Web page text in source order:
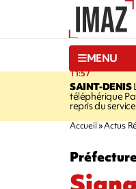
MENU
11:57
SAINT-DENIS
téléphérique
repris du service
Accueil Actus